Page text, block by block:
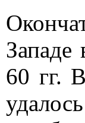
Западе
60 гг.